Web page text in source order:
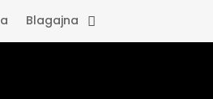
Blagajna